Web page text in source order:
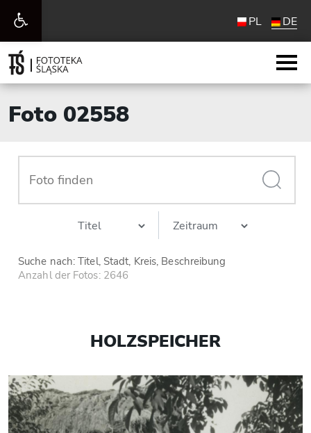
Werkzeugleiste
öffnen
PL DE
Foto 02558
Suche nach: Titel, Stadt, Kreis, Beschreibung
Anzahl der Fotos: 2646
HOLZSPEICHER